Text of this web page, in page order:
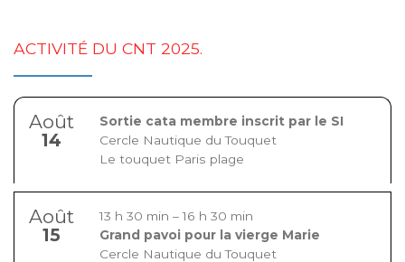
ACTIVITÉ DU CNT 2025.
Août
14
Sortie cata membre inscrit par le SI
Cercle Nautique du Touquet
Le touquet Paris plage
Août
15
13 h 30 min – 16 h 30 min
Grand pavoi pour la vierge Marie
Cercle Nautique du Touquet